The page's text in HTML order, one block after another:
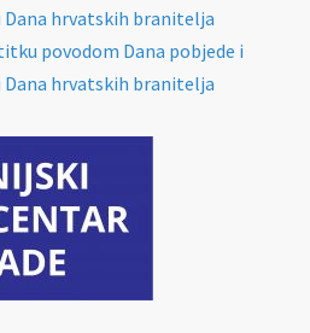
hrvatskih branitelja
povodom Dana pobjede i
hrvatskih branitelja